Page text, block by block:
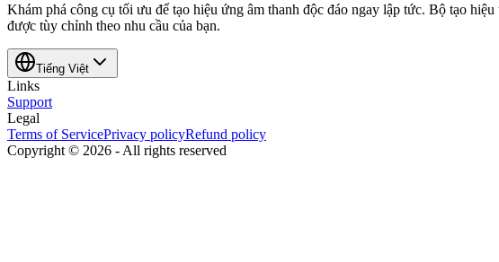
Khám phá công cụ tối ưu để tạo hiệu ứng âm thanh độc đáo ngay lập tức. Bộ tạo
được tùy chỉnh theo nhu cầu của bạn.
Tiếng Việt
Links
Support
Legal
Terms of ServicePrivacy policyRefund policy
Copyright © 2026 - All rights reserved